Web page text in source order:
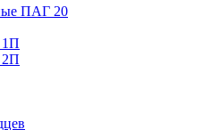
ПАГ 20
1П
2П